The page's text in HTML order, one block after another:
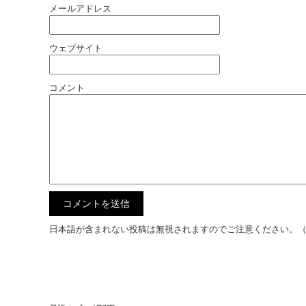
メールアドレス
ウェブサイト
コメント
日本語が含まれない投稿は無視されますのでご注意ください。（